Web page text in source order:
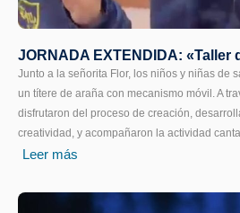
JORNADA EXTENDIDA: «Taller
Junto a la señorita Flor, los niños y niñas de
un títere de araña con mecanismo móvil. A
disfrutaron del proceso de creación,
creatividad, y acompañaron la actividad
Leer más